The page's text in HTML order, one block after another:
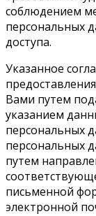
соблюдением
персональных
доступа.
Указанное
Вами путем
указанием
персональных
персональных
путем
письменной
электронной